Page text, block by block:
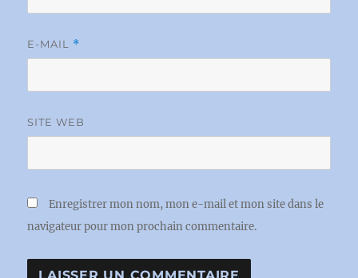
E-MAIL *
SITE WEB
Enregistrer mon nom, mon e-mail et mon site dans le
navigateur pour mon prochain commentaire.